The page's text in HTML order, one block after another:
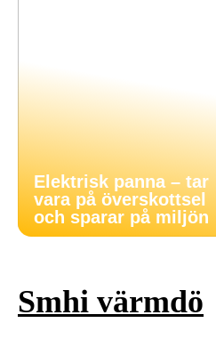
Elektrisk panna – tar
vara på överskottsel
och sparar på miljön
Smhi värmdö